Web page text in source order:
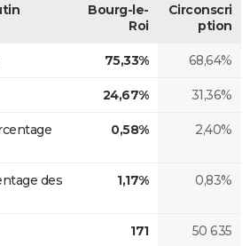
Bourg-le-
Roi
Circonscri
ption
75,33% 68,64%
24,67% 31,36%
0,58% 2,40%
des
1,17% 0,83%
171 50 635